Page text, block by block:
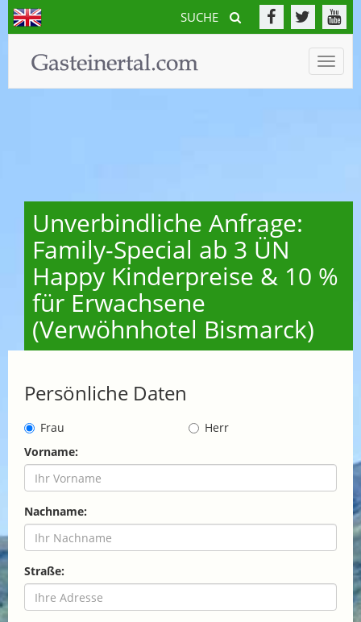
SUCHE
Toggle
Unverbindliche Anfrage:
Family-Special ab 3 ÜN
Happy Kinderpreise & 10 %
für Erwachsene
(Verwöhnhotel Bismarck)
Persönliche Daten
Frau
Herr
Vorname:
Nachname:
Straße: